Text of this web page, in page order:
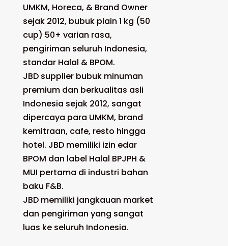
UMKM, Horeca, & Brand Owner
sejak 2012, bubuk plain 1 kg (50
cup) 50+ varian rasa,
pengiriman seluruh Indonesia,
standar Halal & BPOM.
JBD supplier bubuk minuman
premium dan berkualitas asli
Indonesia sejak 2012, sangat
dipercaya para UMKM, brand
kemitraan, cafe, resto hingga
hotel. JBD memiliki izin edar
BPOM dan label Halal BPJPH &
MUI pertama di industri bahan
baku F&B.
JBD memiliki jangkauan market
dan pengiriman yang sangat
luas ke seluruh Indonesia.